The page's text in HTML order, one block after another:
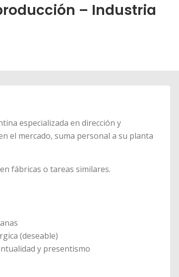
– Industria
especializada en dirección y
el mercado, suma personal a su planta
fábricas o tareas similares.
(deseable)
y presentismo